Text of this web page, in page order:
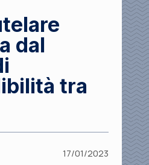
dal
tra
17/01/2023